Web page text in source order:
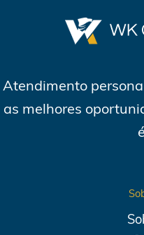
Atendimento
as melhores